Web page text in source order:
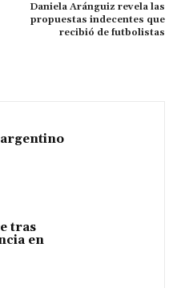
Daniela Aránguiz revela las
propuestas indecentes que
recibió de futbolistas
tras
en